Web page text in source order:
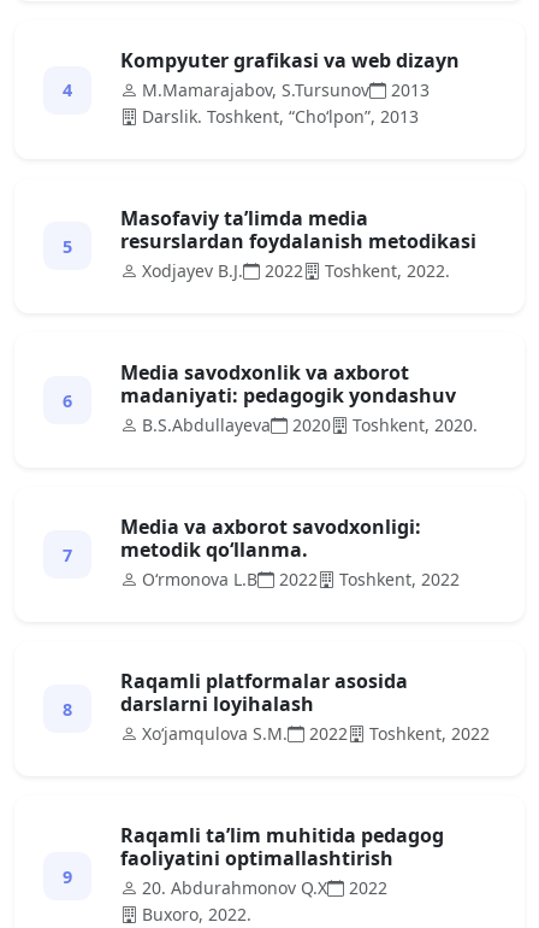
4
Kompyuter grаfikаsi vа web dizаyn
M.Mаmаrаjаbov, S.Tursunov
2013
Dаrslik. Toshkent, “Сho‘lpon”, 2013
5
Masofaviy ta’limda media
resurslardan foydalanish metodikasi
Xodjayev B.J. 2022 Toshkent, 2022.
6
Media savodxonlik va axborot
madaniyati: pedagogik yondashuv
B.S.Abdullayeva 2020 Toshkent, 2020.
7
Media va axborot savodxonligi:
metodik qo‘llanma.
O‘rmonova L.B 2022 Toshkent, 2022
8
Raqamli platformalar asosida
darslarni loyihalash
Xo‘jamqulova S.M. 2022 Toshkent, 2022
9
Raqamli ta’lim muhitida pedagog
faoliyatini optimallashtirish
20. Abdurahmonov Q.X
2022
Buxoro, 2022.